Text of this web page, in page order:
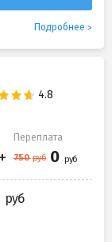
Подробнее
Переплата